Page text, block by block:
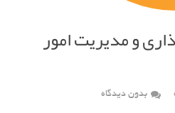
و مدیریت امور
بدون دیدگاه